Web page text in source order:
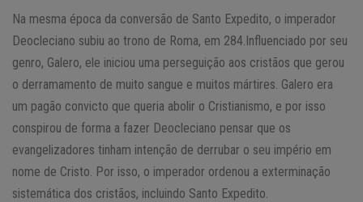
Na mesma época da conversão de Santo Expedito, o imperador
Deocleciano subiu ao trono de Roma, em 284.Influenciado por seu
genro, Galero, ele iniciou uma perseguição aos cristãos que gerou
o derramamento de muito sangue e muitos mártires. Galero era
um pagão convicto que queria abolir o Cristianismo, e por isso
conspirou de forma a fazer Deocleciano pensar que os
evangelizadores tinham intenção de derrubar o seu império em
nome de Cristo. Por isso, o imperador ordenou a exterminação
sistemática dos cristãos, incluindo Santo Expedito.